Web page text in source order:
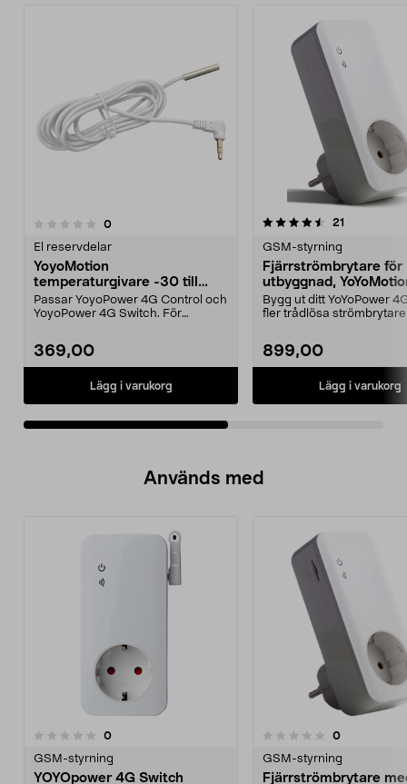
0recensioner
El reservdelar
YoyoMotion
temperaturgivare -30 till
+100 grader, 5 m
Passar YoyoPower 4G Control och
YoyoPower 4G Switch. För
369,00
Lägg i varukorg
4.5av 5 stjärnor 21
GSM-styrning
Fjärrströmbrytare för
utbyggnad,
YoYoPower Extra
Bygg ut ditt YoYoPower
fler trådlösa
899,00
Lägg i varukorg
0.0 av 5 stjärnor
Används med
0recensioner
GSM-styrning
YOYOpower 4G Switch
0.0 av 5 stjärnor 0recensioner
GSM-styrning
Fjärrströmbrytare